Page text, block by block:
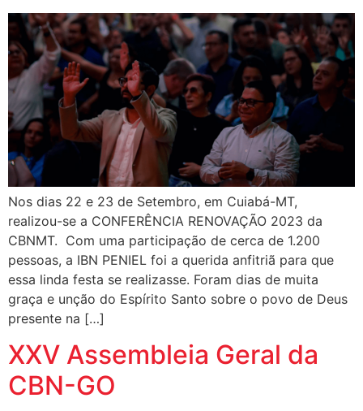
Nos dias 22 e 23 de Setembro, em Cuiabá-MT,
realizou-se a CONFERÊNCIA RENOVAÇÃO 2023 da
CBNMT. Com uma participação de cerca de 1.200
pessoas, a IBN PENIEL foi a querida anfitriã para que
essa linda festa se realizasse. Foram dias de muita
graça e unção do Espírito Santo sobre o povo de Deus
presente na […]
XXV Assembleia Geral da
CBN-GO